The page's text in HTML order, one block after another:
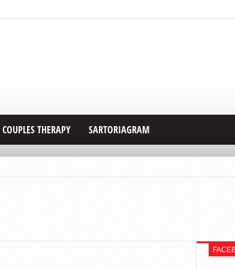
COUPLES THERAPY SARTORIAGRAM